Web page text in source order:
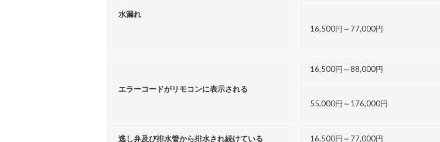
水漏れ
16,500円～ 77,000円
エラーコードがリモコンに表示される
16,500円～88,000円
55,000円～176,000円
逃し弁及び排水管から排水され続けている 16,500円～ 77,000円